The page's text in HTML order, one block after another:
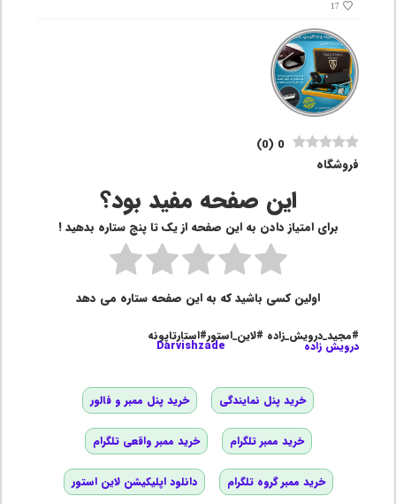
17
0
(
0
)
فروشگاه
این صفحه مفید بود؟
برای امتیاز دادن به این صفحه از یک تا پنج ستاره بدهید !
اولین کسی باشید که به این صفحه ستاره می دهد
#مجید_درویش_زاده #لاین_استور#استارتاپونه
درویش زاده Darvishzade
خرید پنل نمایندگی خرید پنل ممبر و فالور
خرید ممبر تلگرام خرید ممبر واقعی تلگرام
خرید ممبر گروه تلگرام دانلود اپلیکیشن لاین استور